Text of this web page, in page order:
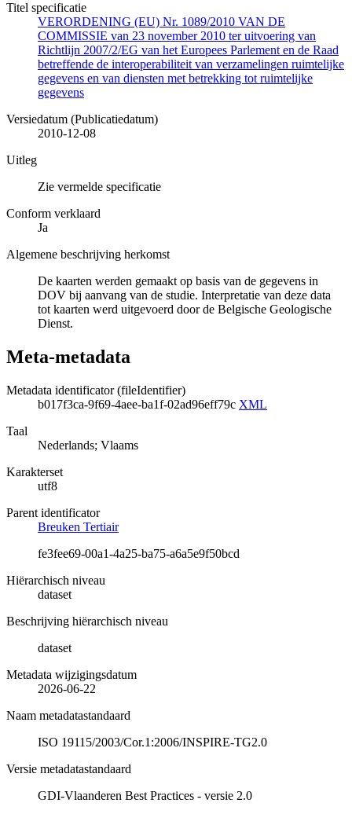
Titel specificatie
VERORDENING (EU) Nr. 1089/2010 VAN DE
COMMISSIE van 23 november 2010 ter uitvoering van
Richtlijn 2007/2/EG van het Europees Parlement en de Raad
betreffende de interoperabiliteit van verzamelingen ruimtelijke
gegevens en van diensten met betrekking tot ruimtelijke
gegevens
Versiedatum (Publicatiedatum)
2010-12-08
Uitleg
Zie vermelde specificatie
Conform verklaard
Ja
Algemene beschrijving herkomst
De kaarten werden gemaakt op basis van de gegevens in
DOV bij aanvang van de studie. Interpretatie van deze data
tot kaarten werd uitgevoerd door de Belgische Geologische
Dienst.
Meta-metadata
Metadata identificator (fileIdentifier)
b017f3ca-9f69-4aee-ba1f-02ad96eff79c XML
Taal
Nederlands; Vlaams
Karakterset
utf8
Parent identificator
Breuken Tertiair
fe3fee69-00a1-4a25-ba75-a6a5e9f50bcd
Hiërarchisch niveau
dataset
Beschrijving hiërarchisch niveau
dataset
Metadata wijzigingsdatum
2026-06-22
Naam metadatastandaard
ISO 19115/2003/Cor.1:2006/INSPIRE-TG2.0
Versie metadatastandaard
GDI-Vlaanderen Best Practices - versie 2.0